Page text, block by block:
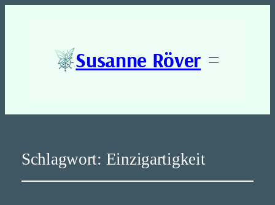
Susanne Röver
Schlagwort: Einzigartigkeit